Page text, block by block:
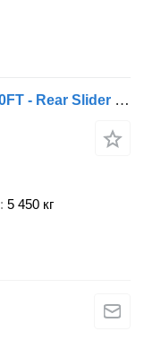
Kögel PORT 40 SIMPLEX 20 20/30/40FT - Rear Slider - Lift Axle - SAF Ax
5 450 кг